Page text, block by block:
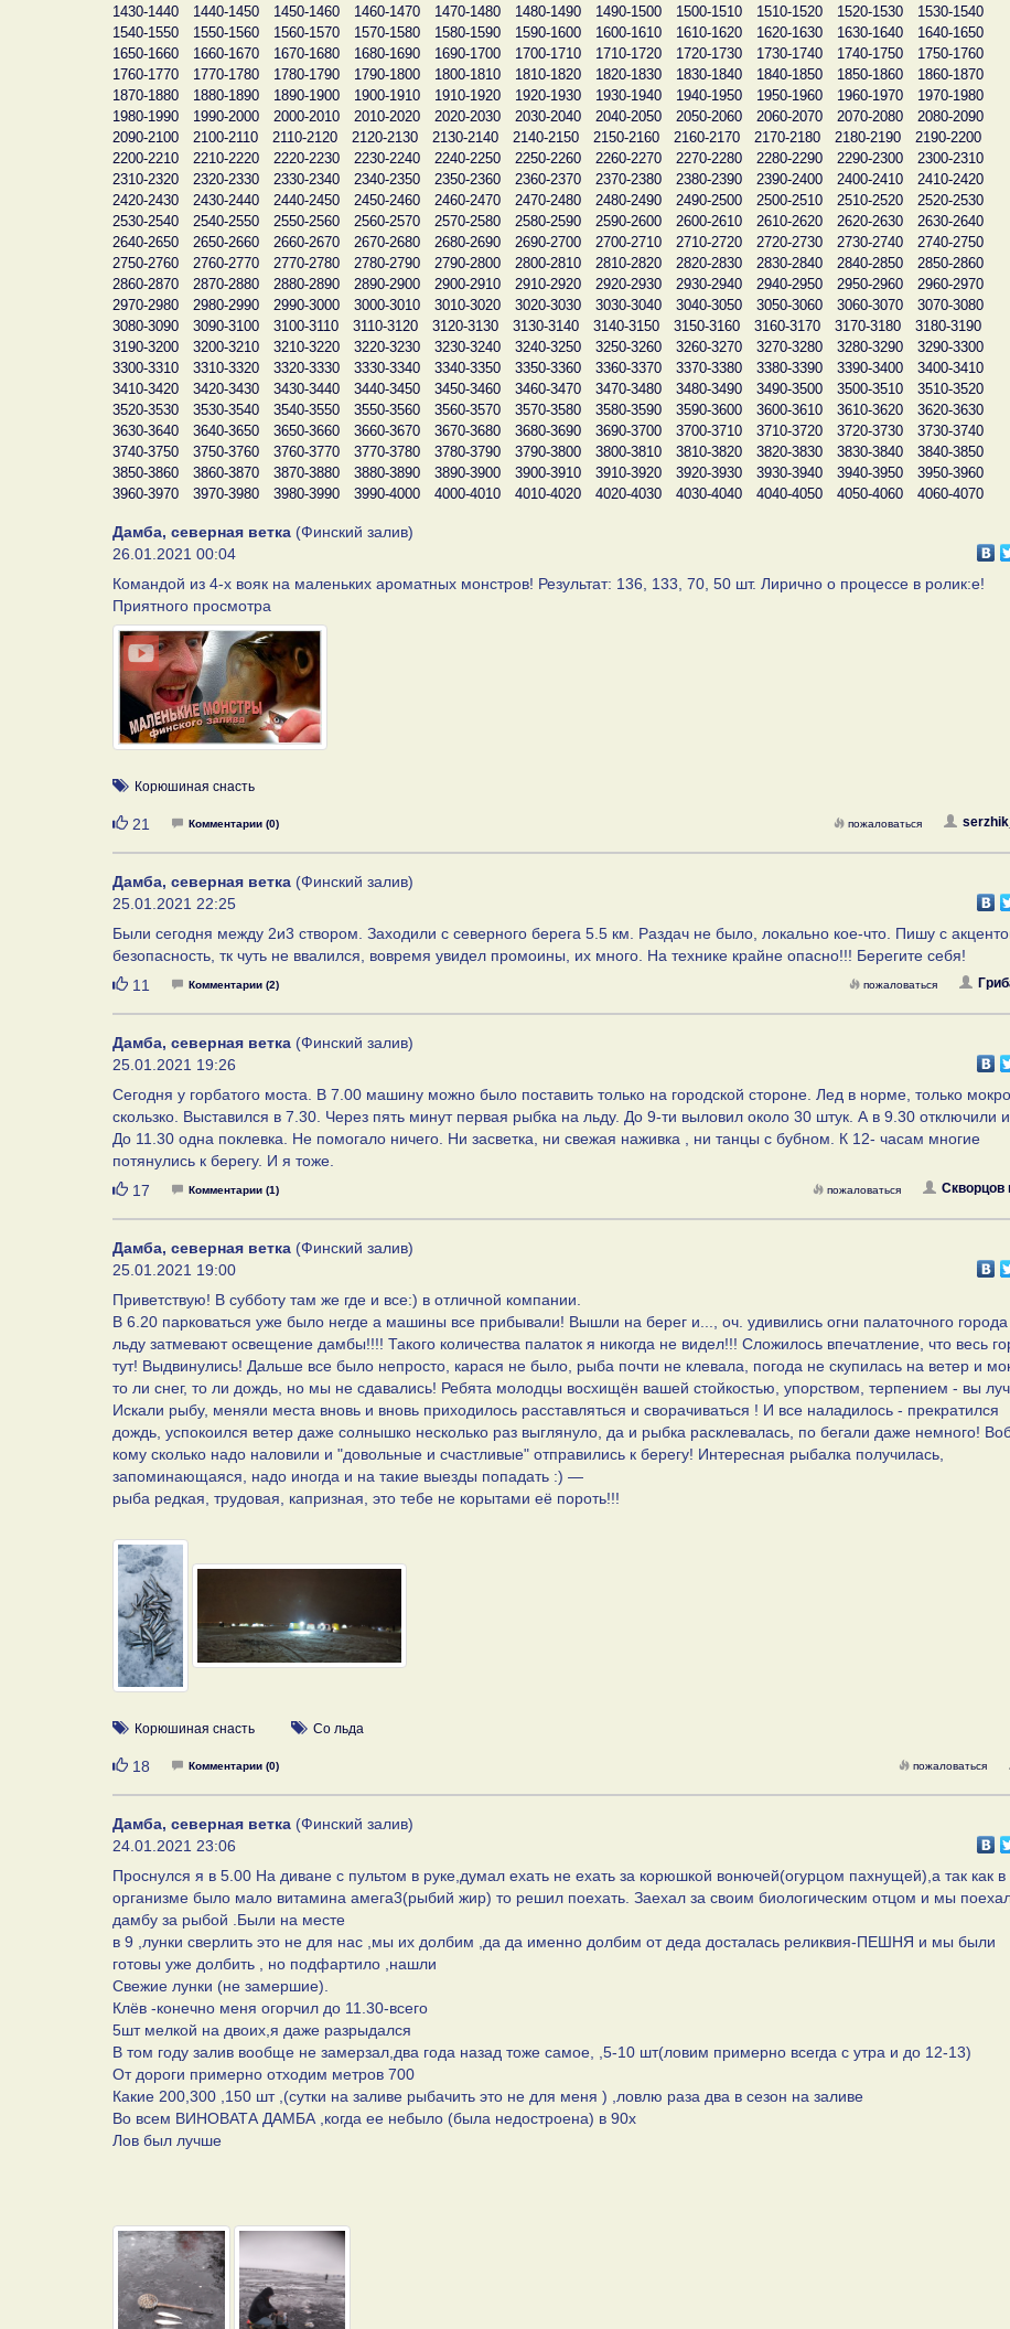
1430-1440
1440-1450 1450-1460 1460-1470 1470-1480 1480-1490 1490-1500 1500-1510 1510-1520 1520-1530
1530-1540
1540-1550
1550-1560 1560-1570 1570-1580 1580-1590 1590-1600 1600-1610 1610-1620 1620-1630 1630-1640
1640-1650
1650-1660
1660-1670 1670-1680 1680-1690 1690-1700 1700-1710 1710-1720 1720-1730 1730-1740 1740-1750
1750-1760
1760-1770
1770-1780 1780-1790 1790-1800 1800-1810 1810-1820 1820-1830 1830-1840 1840-1850 1850-1860
1860-1870
1870-1880
1880-1890 1890-1900 1900-1910 1910-1920 1920-1930 1930-1940 1940-1950 1950-1960 1960-1970
1970-1980
1980-1990
1990-2000 2000-2010 2010-2020 2020-2030 2030-2040 2040-2050 2050-2060 2060-2070 2070-2080
2080-2090
2090-2100
2100-2110 2110-2120 2120-2130 2130-2140 2140-2150 2150-2160 2160-2170 2170-2180 2180-2190
2190-2200
2200-2210
2210-2220 2220-2230 2230-2240 2240-2250 2250-2260 2260-2270 2270-2280 2280-2290 2290-2300
2300-2310
2310-2320
2320-2330 2330-2340 2340-2350 2350-2360 2360-2370 2370-2380 2380-2390 2390-2400 2400-2410
2410-2420
2420-2430
2430-2440 2440-2450 2450-2460 2460-2470 2470-2480 2480-2490 2490-2500 2500-2510 2510-2520
2520-2530
2530-2540
2540-2550 2550-2560 2560-2570 2570-2580 2580-2590 2590-2600 2600-2610 2610-2620 2620-2630
2630-2640
2640-2650
2650-2660 2660-2670 2670-2680 2680-2690 2690-2700 2700-2710 2710-2720 2720-2730 2730-2740
2740-2750
2750-2760
2760-2770 2770-2780 2780-2790 2790-2800 2800-2810 2810-2820 2820-2830 2830-2840 2840-2850
2850-2860
2860-2870
2870-2880 2880-2890 2890-2900 2900-2910 2910-2920 2920-2930 2930-2940 2940-2950 2950-2960
2960-2970
2970-2980
2980-2990 2990-3000 3000-3010 3010-3020 3020-3030 3030-3040 3040-3050 3050-3060 3060-3070
3070-3080
3080-3090
3090-3100 3100-3110 3110-3120 3120-3130 3130-3140 3140-3150 3150-3160 3160-3170 3170-3180
3180-3190
3190-3200
3200-3210 3210-3220 3220-3230 3230-3240 3240-3250 3250-3260 3260-3270 3270-3280 3280-3290
3290-3300
3300-3310
3310-3320 3320-3330 3330-3340 3340-3350 3350-3360 3360-3370 3370-3380 3380-3390 3390-3400
3400-3410
3410-3420
3420-3430 3430-3440 3440-3450 3450-3460 3460-3470 3470-3480 3480-3490 3490-3500 3500-3510
3510-3520
3520-3530
3530-3540 3540-3550 3550-3560 3560-3570 3570-3580 3580-3590 3590-3600 3600-3610 3610-3620
3620-3630
3630-3640
3640-3650 3650-3660 3660-3670 3670-3680 3680-3690 3690-3700 3700-3710 3710-3720 3720-3730
3730-3740
3740-3750
3750-3760 3760-3770 3770-3780 3780-3790 3790-3800 3800-3810 3810-3820 3820-3830 3830-3840
3840-3850
3850-3860
3860-3870 3870-3880 3880-3890 3890-3900 3900-3910 3910-3920 3920-3930 3930-3940 3940-3950
3950-3960
3960-3970
3970-3980 3980-3990 3990-4000 4000-4010 4010-4020 4020-4030 4030-4040 4040-4050 4050-4060 4060-4070
Дамба, северная ветка (Финский залив)
26.01.2021 00:04
Командой из 4-х вояк на маленьких ароматных монстров! Результат: 136, 133, 70, 50 шт. Лирично о процессе в ролик:е!
Приятного просмотра
Корюшиная снасть
Нравится
21 Комментарии (0) пожаловаться
Дамба, северная ветка (Финский залив)
25.01.2021 22:25
Были сегодня между 2и3 створом. Заходили с северного берега 5.5 км. Раздач не было, локально кое-что. Пишу с
безопасность, тк чуть не ввалился, вовремя увидел промоины, их много. На технике крайне опасно!!! Берегите себя!
Нравится
11 Комментарии (2) пожаловаться
Дамба, северная ветка (Финский залив)
25.01.2021 19:26
Сегодня у горбатого моста. В 7.00 машину можно было поставить только на городской стороне. Лед в норме, только
скользко. Выставился в 7.30. Через пять минут первая рыбка на льду. До 9-ти выловил около 30 штук. А в 9.30 отключили и
До 11.30 одна поклевка. Не помогало ничего. Ни засветка, ни свежая наживка , ни танцы с бубном. К 12- часам многие
потянулись к берегу. И я тоже.
Нравится
17 Комментарии (1) Скворцов
пожаловаться
Дамба, северная ветка (Финский залив)
25.01.2021 19:00
Приветствую! В субботу там же где и все:) в отличной компании.
В 6.20 парковаться уже было негде а машины все прибывали! Вышли на берег и..., оч. удивились огни палаточного
льду затмевают освещение дамбы!!!! Такого количества палаток я никогда не видел!!! Сложилось впечатление, что весь
тут! Выдвинулись! Дальше все было непросто, карася не было, рыба почти не клевала, погода не скупилась на ветер и
то ли снег, то ли дождь, но мы не сдавались! Ребята молодцы восхищён вашей стойкостью, упорством, терпением - вы
Искали рыбу, меняли места вновь и вновь приходилось расставляться и сворачиваться ! И все наладилось - прекратился
дождь, успокоился ветер даже солнышко несколько раз выглянуло, да и рыбка расклевалась, по бегали даже немного!
кому сколько надо наловили и "довольные и счастливые" отправились к берегу! Интересная рыбалка получилась,
запоминающаяся, надо иногда и на такие выезды попадать :) —
рыба редкая, трудовая, капризная, это тебе не корытами её пороть!!!
Корюшиная снасть Со льда
Нравится
18 Комментарии (0) пожаловаться
Дамба, северная ветка (Финский залив)
24.01.2021 23:06
Проснулся я в 5.00 На диване с пультом в руке,думал ехать не ехать за корюшкой вонючей(огурцом пахнущей),а так как в
организме было мало витамина амега3(рыбий жир) то решил поехать. Заехал за своим биологическим отцом и мы
дамбу за рыбой .Были на месте
в 9 ,лунки сверлить это не для нас ,мы их долбим ,да да именно долбим от деда досталась реликвия-ПЕШНЯ и мы были
готовы уже долбить , но подфартило ,нашли
Свежие лунки (не замершие).
Клёв -конечно меня огорчил до 11.30-всего
5шт мелкой на двоих,я даже разрыдался
В том году залив вообще не замерзал,два года назад тоже самое, ,5-10 шт(ловим примерно всегда с утра и до 12-13)
От дороги примерно отходим метров 700
Какие 200,300 ,150 шт ,(сутки на заливе рыбачить это не для меня ) ,ловлю раза два в сезон на заливе
Во всем ВИНОВАТА ДАМБА ,когда ее небыло (была недостроена) в 90х
Лов был лучше